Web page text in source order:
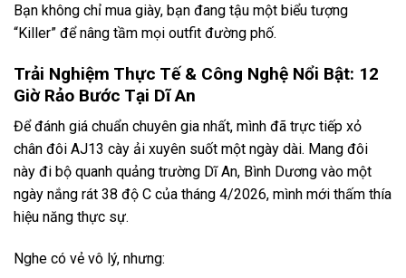
Bạn không chỉ mua giày, bạn đang tậu một biểu tượng
“Killer” để nâng tầm mọi outfit đường phố.
Trải Nghiệm Thực Tế & Công Nghệ Nổi Bật: 12
Giờ Rảo Bước Tại Dĩ An
Để đánh giá chuẩn chuyên gia nhất, mình đã trực tiếp xỏ
chân đôi AJ13 cày ải xuyên suốt một ngày dài. Mang đôi
này đi bộ quanh quảng trường Dĩ An, Bình Dương vào một
ngày nắng rát 38 độ C của tháng 4/2026, mình mới thấm thía
hiệu năng thực sự.
Nghe có vẻ vô lý, nhưng: